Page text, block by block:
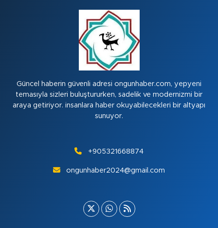
Güncel haberin güvenli adresi ongunhaber.com, yepyeni
temasıyla sizleri buluştururken, sadelik ve modernizmi bir
araya getiriyor. insanlara haber okuyabilecekleri bir altyapı
sunuyor.
+905321668874
ongunhaber2024@gmail.com